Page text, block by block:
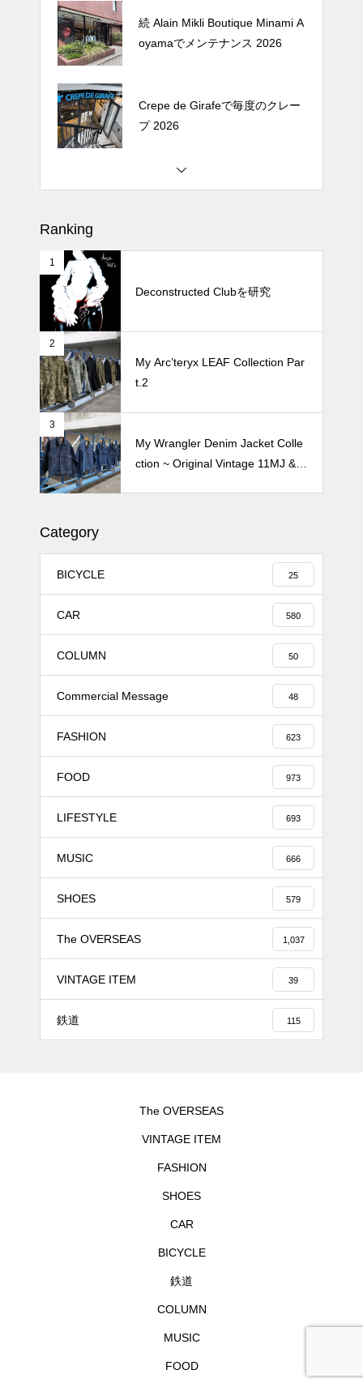
続 Alain Mikli Boutique Minami A
oyamaでメンテナンス 2026
Crepe de Girafeで毎度のクレー
プ 2026
oyamaでメンテナンス 2026
Ranking
1
Deconstructed Clubを研究
2
My Arc’teryx LEAF Collection Par
t.2
3
My Wrangler Denim Jacket Colle
ction ~ Original Vintage 11MJ & 1
Category
BICYCLE 25
CAR 580
COLUMN 50
Commercial Message 48
FASHION 623
FOOD 973
LIFESTYLE 693
MUSIC 666
SHOES 579
The OVERSEAS 1,037
VINTAGE ITEM 39
鉄道 115
The OVERSEAS
VINTAGE ITEM
FASHION
SHOES
CAR
BICYCLE
鉄道
COLUMN
MUSIC
FOOD